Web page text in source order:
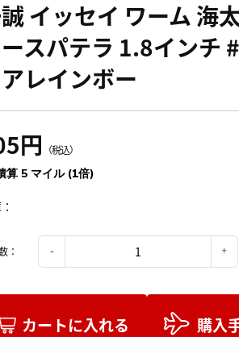
イッセイ ワーム 海
スパテラ 1.8インチ
レインボー
円 （税込）
算 5 マイル (1倍)
：
カートに入れる 購入